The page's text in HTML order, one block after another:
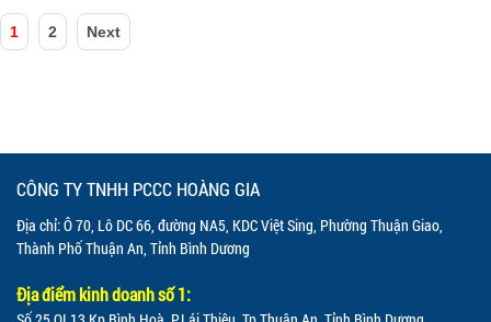
1 2 Next
CÔNG TY TNHH PCCC HOÀNG GIA
Địa chỉ: Ô 70, Lô DC 66, đường NA5, KDC Việt Sing, Phường Thuận Giao,
Thành Phố Thuận An, Tỉnh Bình Dương
Địa điểm kinh doanh số 1: